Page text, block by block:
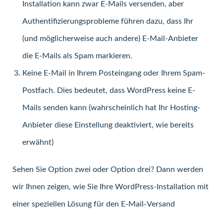
Installation kann zwar E-Mails versenden, aber
Authentifizierungsprobleme führen dazu, dass Ihr
(und möglicherweise auch andere) E-Mail-Anbieter
die E-Mails als Spam markieren.
Keine E-Mail in Ihrem Posteingang oder Ihrem Spam-
Postfach. Dies bedeutet, dass WordPress keine E-
Mails senden kann (wahrscheinlich hat Ihr Hosting-
Anbieter diese Einstellung deaktiviert, wie bereits
erwähnt)
Sehen Sie Option zwei oder Option drei? Dann werden
wir Ihnen zeigen, wie Sie Ihre WordPress-Installation mit
einer speziellen Lösung für den E-Mail-Versand